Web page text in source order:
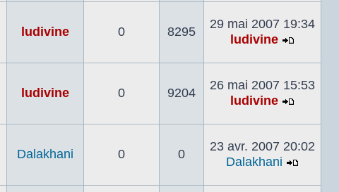
le
dernier
ludivine 0 8295
29 mai 2007 19:34
ludivine
le
dernier
ludivine 0 9204
26 mai 2007 15:53
ludivine
le
dernier
Dalakhani 0 0
23 avr. 2007 20:02
Dalakhani
le